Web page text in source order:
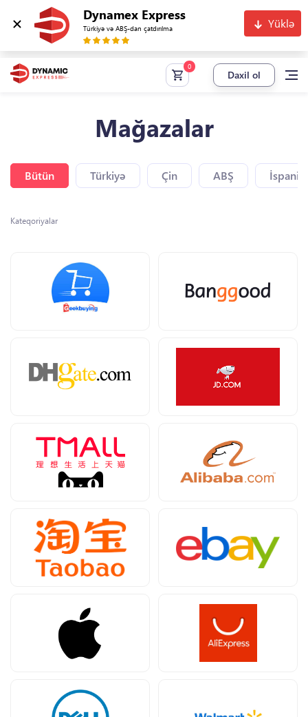
Dynamex Express
Türkiyə və ABŞ-dan çatdırılma Yüklə
Daxil ol
Mağazalar
Bütün Türkiyə Çin ABŞ
Kateqoriyalar